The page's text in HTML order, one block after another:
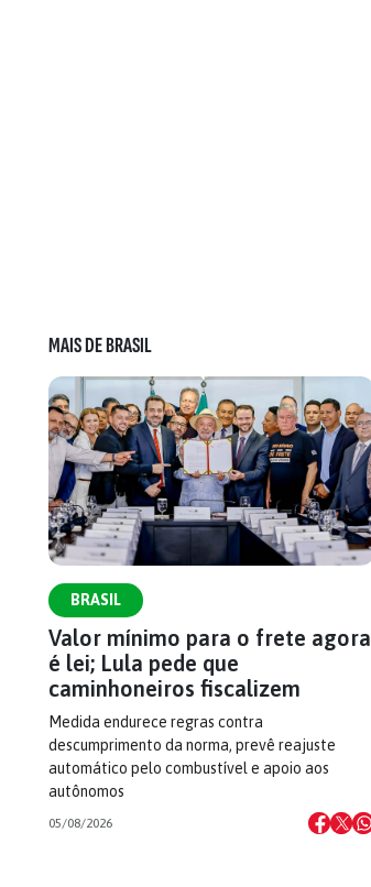
MAIS DE BRASIL
BRASIL
Valor mínimo para o frete agora
é lei; Lula pede que
caminhoneiros fiscalizem
Medida endurece regras contra
descumprimento da norma, prevê reajuste
automático pelo combustível e apoio aos
autônomos
05/08/2026